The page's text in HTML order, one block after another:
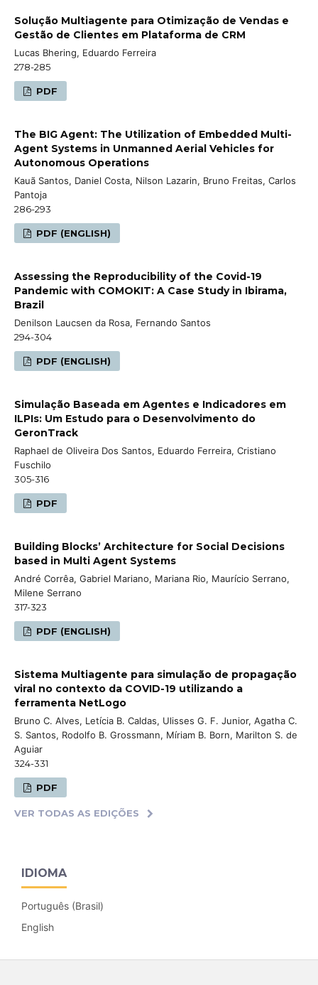
Solução Multiagente para Otimização de Vendas e
Gestão de Clientes em Plataforma de CRM
Lucas Bhering, Eduardo Ferreira
278-285
PDF
The BIG Agent: The Utilization of Embedded Multi-
Agent Systems in Unmanned Aerial Vehicles for
Autonomous Operations
Kauã Santos, Daniel Costa, Nilson Lazarin, Bruno Freitas, Carlos
Pantoja
286-293
PDF (ENGLISH)
Assessing the Reproducibility of the Covid-19
Pandemic with COMOKIT: A Case Study in Ibirama,
Brazil
Denilson Laucsen da Rosa, Fernando Santos
294-304
PDF (ENGLISH)
Simulação Baseada em Agentes e Indicadores em
ILPIs: Um Estudo para o Desenvolvimento do
GeronTrack
Raphael de Oliveira Dos Santos, Eduardo Ferreira, Cristiano
Fuschilo
305-316
PDF
Building Blocks’ Architecture for Social Decisions
based in Multi Agent Systems
André Corrêa, Gabriel Mariano, Mariana Rio, Maurício Serrano,
Milene Serrano
317-323
PDF (ENGLISH)
Sistema Multiagente para simulação de propagação
viral no contexto da COVID-19 utilizando a
ferramenta NetLogo
Bruno C. Alves, Letícia B. Caldas, Ulisses G. F. Junior, Agatha C.
S. Santos, Rodolfo B. Grossmann, Míriam B. Born, Marilton S. de
Aguiar
324-331
PDF
VER TODAS AS EDIÇÕES
IDIOMA
Português (Brasil)
English